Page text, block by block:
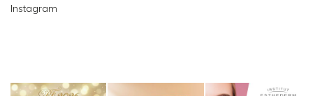
Instagram